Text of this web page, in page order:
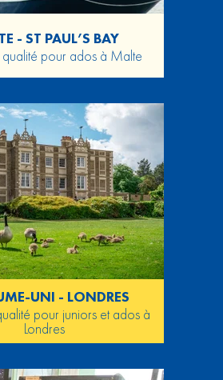
- ST PAUL’S BAY
pour ados à Malte
UNI - LONDRES
pour juniors et ados à
Londres